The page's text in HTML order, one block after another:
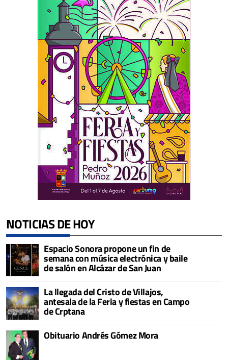
NOTICIAS DE HOY
Espacio Sonora propone un fin de
semana con música electrónica y baile
de salón en Alcázar de San Juan
La llegada del Cristo de Villajos,
antesala de la Feria y fiestas en Campo
de Crptana
Obituario Andrés Gómez Mora